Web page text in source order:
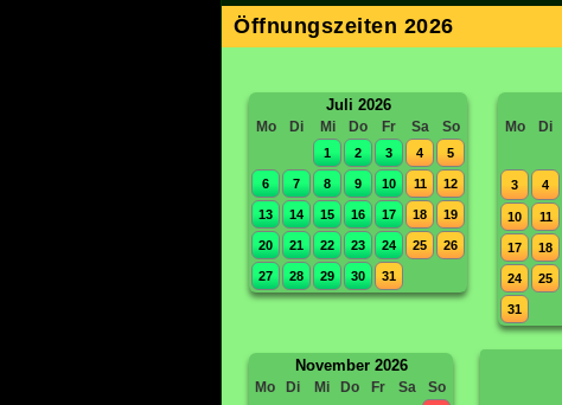
Öffnungszeiten 2026
Juli 2026
Mo Di Mi Do Fr Sa So
1 2 3 4 5
6 7 8 9 10 11 12
13 14 15 16 17 18 19
20 21 22 23 24 25 26
27 28 29 30 31
Mo Di
3 4
10 11
17 18
24 25
31
November 2026
Mo Di Mi Do Fr Sa So